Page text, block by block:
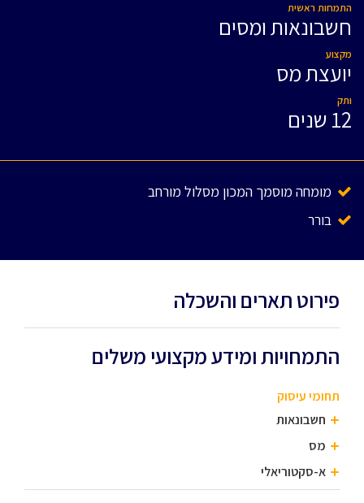
התמחות ראשית
חשבונאות ומסים
מקצוע
יועצת מס
ותק
12 שנים
מומחה מוסמך המכון מסלול מורחב
בורר
פירוט תארים והשכלה
התמחויות ומידע מקצועי משלים
תחומי עיסוק
חשבונאות
מס
א-סקטוריאלי